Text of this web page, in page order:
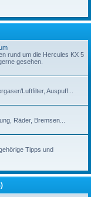
rund um die Hercules KX 5
gesehen.
Luftfilter, Auspuff...
Räder, Bremsen...
Tipps und